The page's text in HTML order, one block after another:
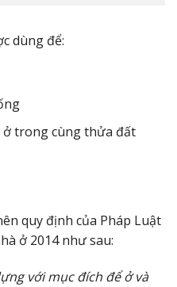
dùng để:
trong cùng thửa đất
quy định của Pháp Luật
ở 2014 như sau:
với mục đích để ở và